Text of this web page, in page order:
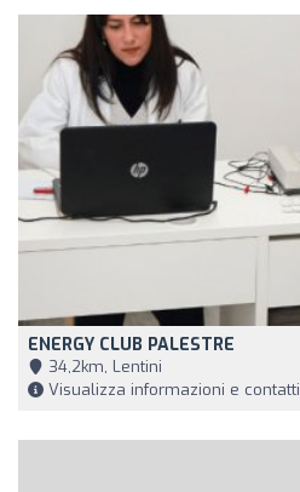
ENERGY CLUB PALESTRE
34,2km, Lentini
Visualizza informazioni e contatti